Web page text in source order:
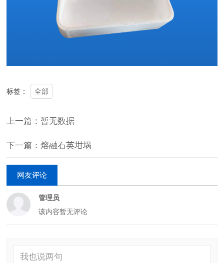
标签： 全部
上一篇：暂无数据
下一篇：熔融石英坩埚
网友评论
管理员
该内容暂无评论